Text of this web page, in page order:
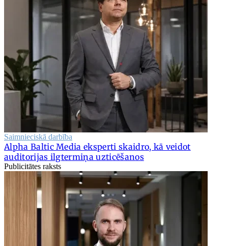
Saimnieciskā darbība
Alpha Baltic Media eksperti skaidro, kā veidot
auditorijas ilgtermiņa uzticēšanos
Publicitātes raksts